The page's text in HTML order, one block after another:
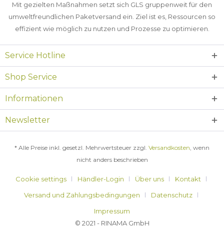
Mit gezielten Maßnahmen setzt sich GLS gruppenweit für den
umweltfreundlichen Paketversand ein. Ziel ist es, Ressourcen so
effizient wie möglich zu nutzen und Prozesse zu optimieren.
Service Hotline
Shop Service
Informationen
Newsletter
* Alle Preise inkl. gesetzl. Mehrwertsteuer zzgl. Versandkosten, wenn
nicht anders beschrieben
Cookie settings Händler-Login Über uns
Kontakt
Versand und Zahlungsbedingungen
Datenschutz
Impressum
© 2021 - RINAMA GmbH